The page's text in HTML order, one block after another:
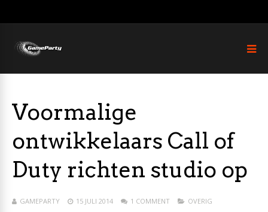
Voormalige
ontwikkelaars Call of
Duty richten studio op
GAMEPARTY 15 JULI 2014 1 COMMENT OVERIG